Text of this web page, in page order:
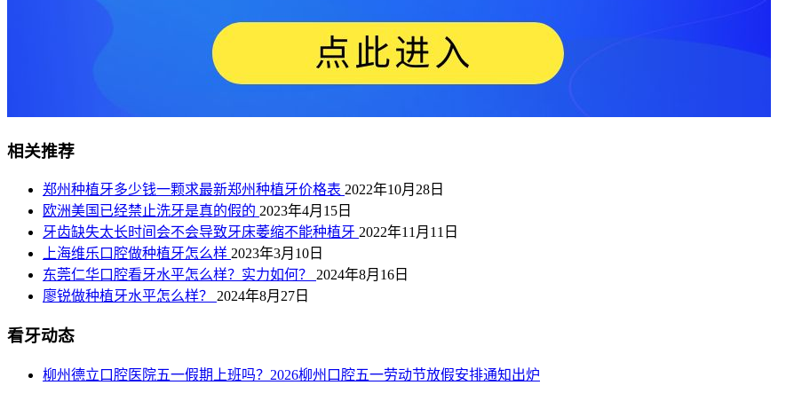
相关推荐
郑州种植牙多少钱一颗求最新郑州种植牙价格表 2022年10月28日
欧洲美国已经禁止洗牙是真的假的 2023年4月15日
牙齿缺失太长时间会不会导致牙床萎缩不能种植牙 2022年11月11日
上海维乐口腔做种植牙怎么样 2023年3月10日
东莞仁华口腔看牙水平怎么样？实力如何？ 2024年8月16日
廖锐做种植牙水平怎么样？ 2024年8月27日
看牙动态
柳州德立口腔医院五一假期上班吗？2026柳州口腔五一劳动节放假安排通知出炉